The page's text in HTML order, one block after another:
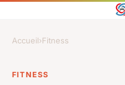
Accueil›Fitness
FITNESS